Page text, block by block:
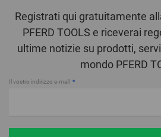
Registrati qui gratuitamente
PFERD TOOLS e riceverai
ultime notizie su prodotti,
mondo PFERD
Il vostro indirizzo e-mail